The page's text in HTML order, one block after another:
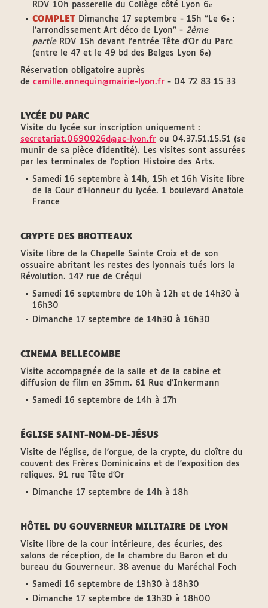
RDV 10h passerelle du Collège côté Lyon 6e
COMPLET Dimanche 17 septembre - 15h "Le 6e :
l'arrondissement Art déco de Lyon" - 2ème
partieRDV 15h devant l'entrée Tête d'Or du Parc
(entre le 47 et le 49 bd des Belges Lyon 6e)
Réservation obligatoire auprès
de camille.annequin@mairie-lyon.fr - 04 72 83 15 33
LYCÉE DU PARC
Visite du lycée sur inscription uniquement :
secretariat.0690026d@ac-lyon.fr ou 04.37.51.15.51 (se
munir de sa pièce d'identité). Les visites sont assurées
par les terminales de l'option Histoire des Arts.
Samedi 16 septembre à 14h, 15h et 16h Visite libre
de la Cour d’Honneur du lycée. 1 boulevard Anatole
France
CRYPTE DES BROTTEAUX
Visite libre de la Chapelle Sainte Croix et de son
ossuaire abritant les restes des lyonnais tués lors la
Révolution. 147 rue de Créqui
Samedi 16 septembre de 10h à 12h et de 14h30 à
16h30
Dimanche 17 septembre de 14h30 à 16h30
CINEMA BELLECOMBE
Visite accompagnée de la salle et de la cabine et
diffusion de film en 35mm. 61 Rue d'Inkermann
Samedi 16 septembre de 14h à 17h
ÉGLISE SAINT-NOM-DE-JÉSUS
Visite de l'église, de l'orgue, de la crypte, du cloître du
couvent des Frères Dominicains et de l'exposition des
reliques. 91 rue Tête d'Or
Dimanche 17 septembre de 14h à 18h
HÔTEL DU GOUVERNEUR MILITAIRE DE LYON
Visite libre de la cour intérieure, des écuries, des
salons de réception, de la chambre du Baron et du
bureau du Gouverneur. 38 avenue du Maréchal Foch
Samedi 16 septembre de 13h30 à 18h30
Dimanche 17 septembre de 13h30 à 18h00